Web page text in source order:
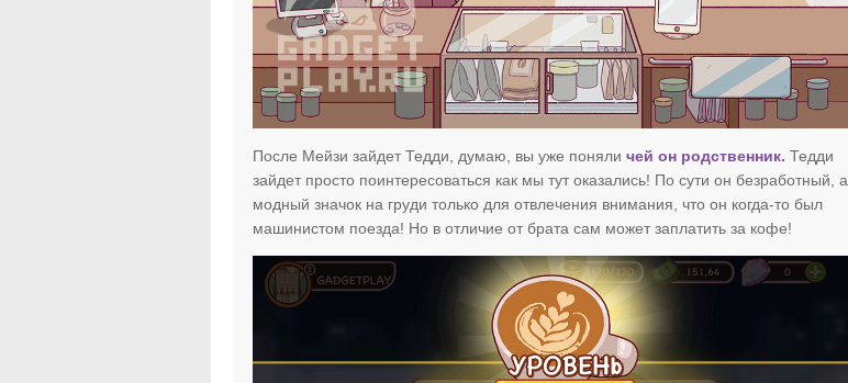
После Мейзи зайдет Тедди, думаю, вы уже поняличей он родственник. Тедди
зайдет просто поинтересоваться как мы тут оказались! По сути он безработный, а
модный значок на груди только для отвлечения внимания, что он когда-то был
машинистом поезда! Но в отличие от брата сам может заплатить за кофе!